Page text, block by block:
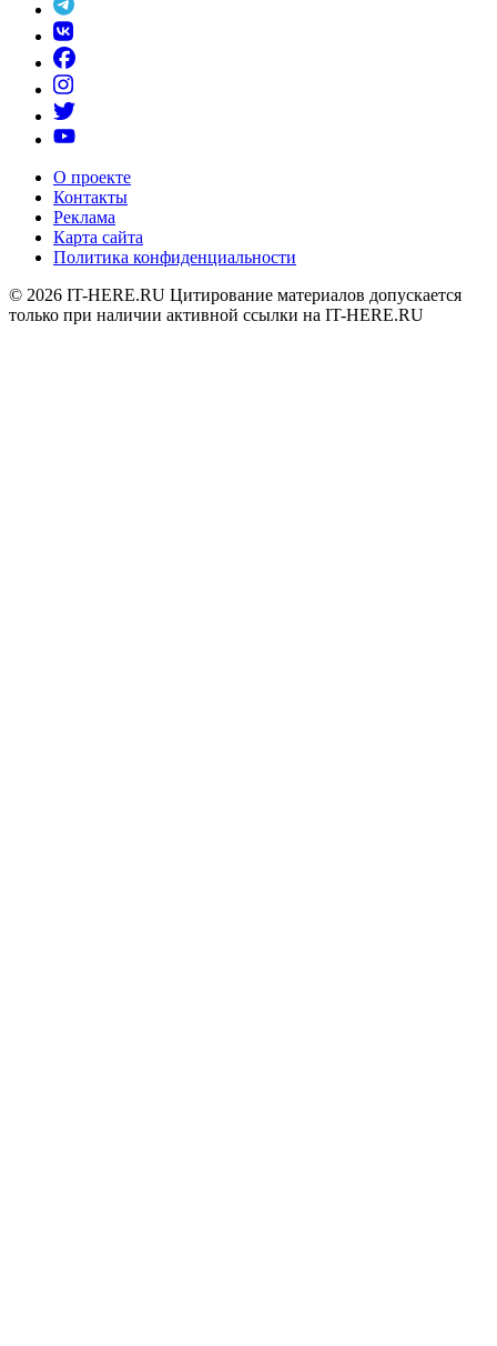
О проекте
Контакты
Реклама
Карта сайта
Политика конфиденциальности
© 2026 IT-HERE.RU Цитирование материалов допускается
только при наличии активной ссылки на IT-HERE.RU